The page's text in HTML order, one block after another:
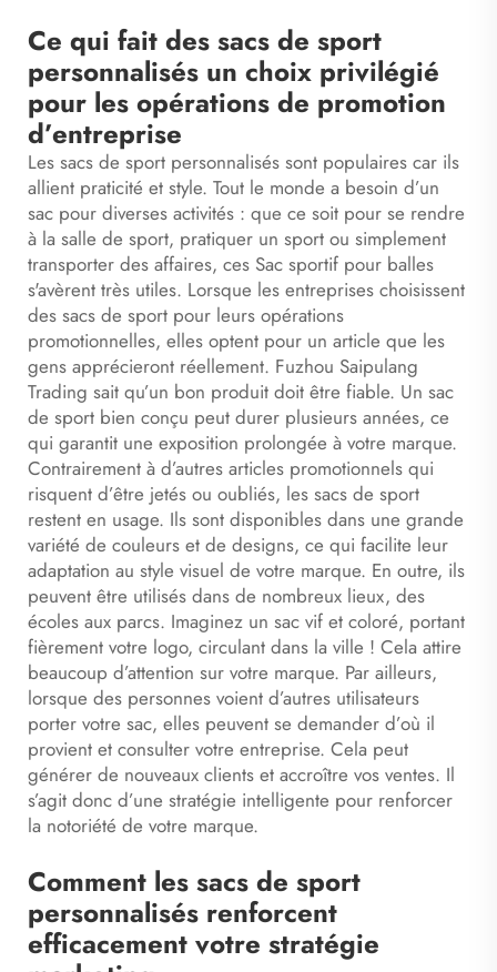
Ce qui fait des sacs de sport
personnalisés un choix privilégié
pour les opérations de promotion
d’entreprise
Les sacs de sport personnalisés sont populaires car ils
allient praticité et style. Tout le monde a besoin d’un
sac pour diverses activités : que ce soit pour se rendre
à la salle de sport, pratiquer un sport ou simplement
transporter des affaires, ces Sac sportif pour balles
s'avèrent très utiles. Lorsque les entreprises choisissent
des sacs de sport pour leurs opérations
promotionnelles, elles optent pour un article que les
gens apprécieront réellement. Fuzhou Saipulang
Trading sait qu’un bon produit doit être fiable. Un sac
de sport bien conçu peut durer plusieurs années, ce
qui garantit une exposition prolongée à votre marque.
Contrairement à d’autres articles promotionnels qui
risquent d’être jetés ou oubliés, les sacs de sport
restent en usage. Ils sont disponibles dans une grande
variété de couleurs et de designs, ce qui facilite leur
adaptation au style visuel de votre marque. En outre, ils
peuvent être utilisés dans de nombreux lieux, des
écoles aux parcs. Imaginez un sac vif et coloré, portant
fièrement votre logo, circulant dans la ville ! Cela attire
beaucoup d’attention sur votre marque. Par ailleurs,
lorsque des personnes voient d’autres utilisateurs
porter votre sac, elles peuvent se demander d’où il
provient et consulter votre entreprise. Cela peut
générer de nouveaux clients et accroître vos ventes. Il
s’agit donc d’une stratégie intelligente pour renforcer
la notoriété de votre marque.
Comment les sacs de sport
personnalisés renforcent
efficacement votre stratégie